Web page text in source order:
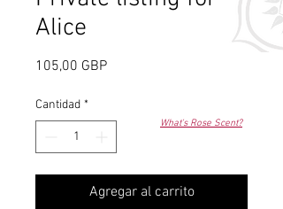
What's Rose Scent?
Alice
105,00 GBPPrecio
Cantidad *
Agregar al carrito